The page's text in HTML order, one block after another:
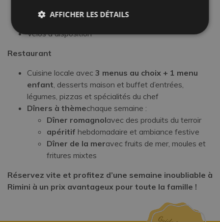
d’attractions de la Riviera
Vélos à disposition
Restaurant
Cuisine locale avec 3 menus au choix + 1 menu
enfant, desserts maison et buffet d’entrées,
légumes, pizzas et spécialités du chef
Dîners à thèmechaque semaine :
Dîner romagnolavec des produits du terroir
apéritif hebdomadaire et ambiance festive
Dîner de la meravec fruits de mer, moules et
fritures mixtes
Réservez vite et profitez d’une semaine inoubliable à
Rimini à un prix avantageux pour toute la famille !
AFFICHER LES DÉTAILS